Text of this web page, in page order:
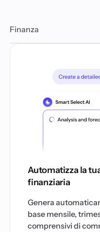
Finanza
Automatizza la
finanziaria
Genera
base mensile,
comprensivi di